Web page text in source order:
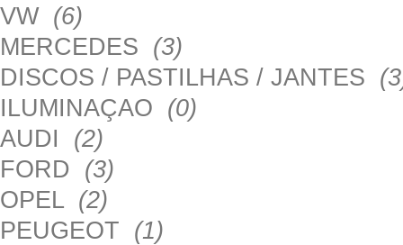
VW (6)
MERCEDES (3)
DISCOS / PASTILHAS / JANTES
ILUMINAÇAO (0)
AUDI (2)
FORD (3)
OPEL (2)
PEUGEOT (1)